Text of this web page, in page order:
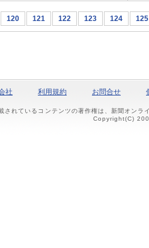
120 121 122 123 124 125
社 利用規約 お問合せ
されているコンテンツの著作権は、新聞オンラ
Copyright(C)